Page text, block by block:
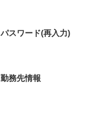
パスワード(再入力)
勤務先情報